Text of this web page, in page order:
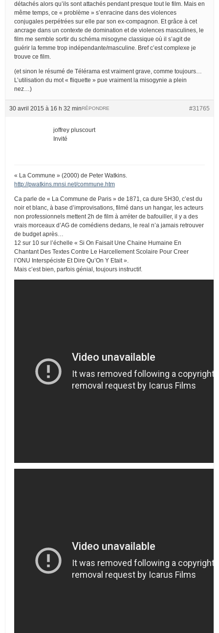
détachés alors qu’ils sont attachés pendant presque tout le film. Mais en
même temps, ce « problème » s’enracine dans des violences
conjugales perpétrées sur elle par son ex-compagnon. Et grâce à cet
ancrage dans un contexte de domination et de violences masculines, le
film me semble sortir du schéma misogyne classique où il s’agit de
guérir la femme trop indépendante/masculine. Bref c’est complexe je
trouve ce film.
(et sinon le résumé de Télérama est vraiment grave, comme toujours…
L’utilisation du mot « fliquette » pue vraiment la misogynie a plein
nez…)
30 avril 2015 à 16 h 32 min #31765
RÉPONDRE
joffrey pluscourt
Invité
« La Commune » (2000) de Peter Watkins.
http://pwatkins.mnsi.net/commune.htm
Ca parle de « La Commune de Paris » de 1871, ca dure 5H30, c’est du
noir et blanc, à base d’improvisations, filmé dans un hangar, les acteurs
non professionnels mettent 2h de film à arréter de bafouiller, il y a des
vrais morceaux d’AG de comédiens dedans, le real n’a jamais retrouver
de budget après…
12 sur 10 sur l’échelle « Si On Faisait Une Chaine Humaine En
Chantant Des Textes Contre Le Harcellement Scolaire Pour Creer
l’ONU Interspéciste Et Dire Qu’On Y Etait ».
Mais c’est bien, parfois génial, toujours instructif.